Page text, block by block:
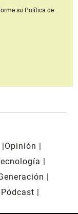
su Política de
Opinión
Pódcast